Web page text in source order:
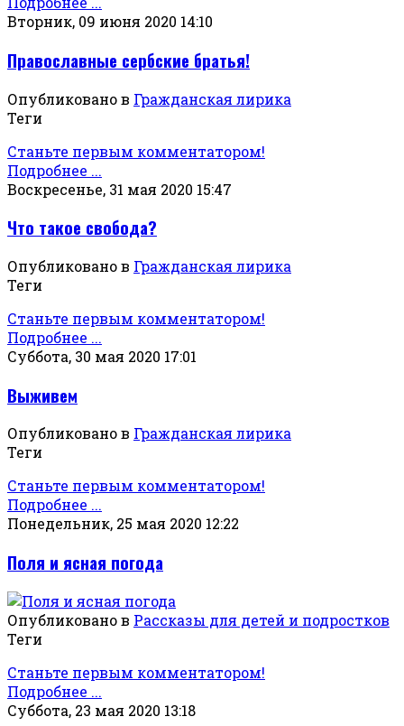
Вторник, 09 июня 2020 14:10
Православные сербские братья!
Опубликовано в Гражданская лирика
Теги
Станьте первым комментатором!
Подробнее ...
Воскресенье, 31 мая 2020 15:47
Что такое свобода?
Опубликовано в Гражданская лирика
Теги
Станьте первым комментатором!
Подробнее ...
Суббота, 30 мая 2020 17:01
Выживем
Опубликовано в Гражданская лирика
Теги
Станьте первым комментатором!
Подробнее ...
Понедельник, 25 мая 2020 12:22
Поля и ясная погода
Опубликовано в Рассказы для детей и подростков
Теги
Станьте первым комментатором!
Подробнее ...
Суббота, 23 мая 2020 13:18